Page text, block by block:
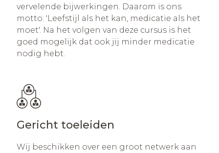
vervelende bijwerkingen. Daarom is ons
motto: 'Leefstijl als het kan, medicatie als het
moet'. Na het volgen van deze cursus is het
goed mogelijk dat ook jij minder medicatie
nodig hebt.
Gericht toeleiden
Wij beschikken over een groot netwerk aan